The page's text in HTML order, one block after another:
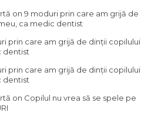
on9 moduri prin care am grijă de
ca medic dentist
prin care am grijă de dinții copilului
dentist
prin care am grijă de dinții copilului
dentist
on Copilul nu vrea să se spele pe